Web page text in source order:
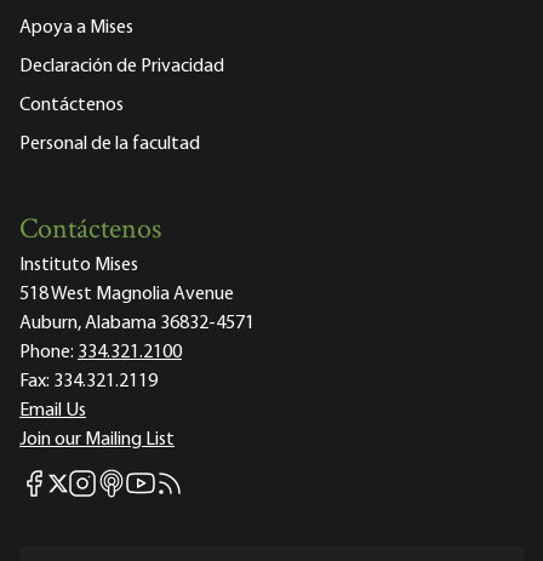
Apoya a Mises
Declaración de Privacidad
Contáctenos
Personal de la facultad
Contáctenos
Instituto Mises
518 West Magnolia Avenue
Auburn, Alabama 36832-4571
Phone: 334.321.2100
Fax: 334.321.2119
Email Us
Join our Mailing List
Mises Facebook
Mises X
Mises Instagram
Mises itunes
Mises Youtube
Mises RSS feed